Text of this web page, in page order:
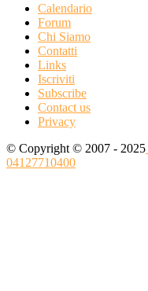
Calendario
Forum
Chi Siamo
Contatti
Links
Iscriviti
Subscribe
Contact us
Privacy
© Copyright © 2007 - 2025
04127710400